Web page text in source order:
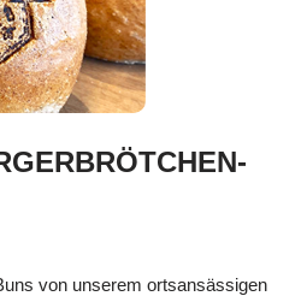
von unserem ortsansässigen